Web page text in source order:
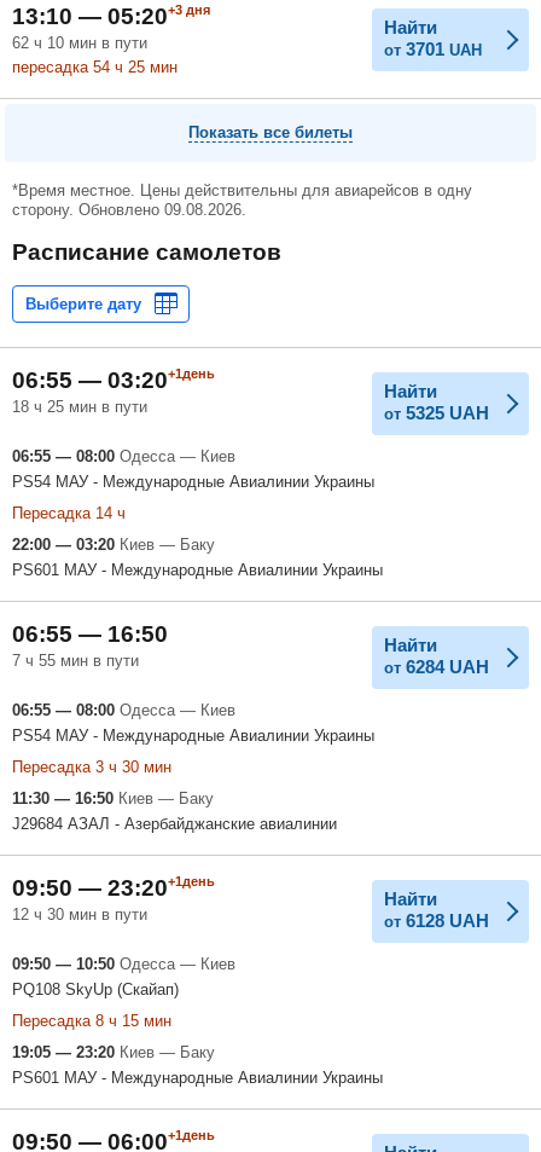
13:10 — 05:20+3 дня
62 ч 10 мин в пути
пересадка 54 ч 25 мин
Найти
от 3701 UAH
Показать все билеты
*Время местное. Цены действительны для авиарейсов в одну
сторону. Обновлено 09.08.2026.
Расписание самолетов
06:55 — 03:20+1день
18 ч 25 мин в пути
Найти
от 5325 UAH
06:55 — 08:00 Одесса — Киев
PS54 МАУ - Международные Авиалинии Украины
Пересадка 14 ч
22:00 — 03:20 Киев — Баку
PS601 МАУ - Международные Авиалинии Украины
06:55 — 16:50
7 ч 55 мин в пути
Найти
от 6284 UAH
06:55 — 08:00 Одесса — Киев
PS54 МАУ - Международные Авиалинии Украины
Пересадка 3 ч 30 мин
11:30 — 16:50 Киев — Баку
J29684 АЗАЛ - Азербайджанские авиалинии
09:50 — 23:20+1день
12 ч 30 мин в пути
Найти
от 6128 UAH
09:50 — 10:50 Одесса — Киев
PQ108 SkyUp (Скайап)
Пересадка 8 ч 15 мин
19:05 — 23:20 Киев — Баку
PS601 МАУ - Международные Авиалинии Украины
09:50 — 06:00+1день